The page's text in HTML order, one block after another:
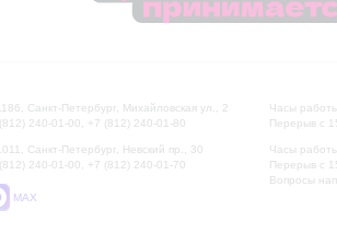
Санкт-Петербург, Михайловская ул., 2
240-01-00, +7 (812) 240-01-80
Санкт-Петербург, Невский пр., 30
240-01-00, +7 (812) 240-01-70
MAX
Часы
Перерыв с
Часы
Перерыв с
Вопросы